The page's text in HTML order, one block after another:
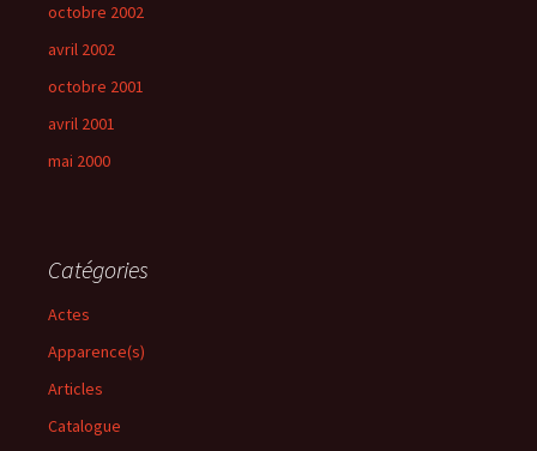
octobre 2002
avril 2002
octobre 2001
avril 2001
mai 2000
Catégories
Actes
Apparence(s)
Articles
Catalogue